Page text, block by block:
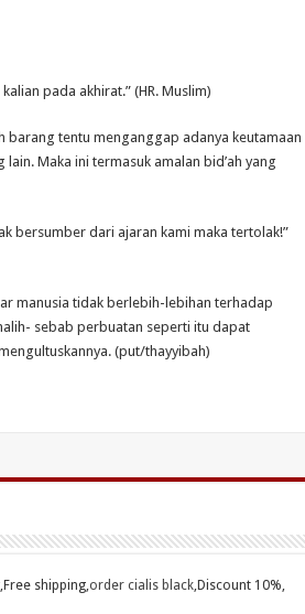
pada akhirat.” (HR. Muslim)
barang tentu menganggap adanya keutamaan
Maka ini termasuk amalan bid’ah yang
bersumber dari ajaran kami maka tertolak!”
manusia tidak berlebih-lebihan terhadap
sebab perbuatan seperti itu dapat
(put/thayyibah)
,Free shipping,order cialis black,Discount 10%,